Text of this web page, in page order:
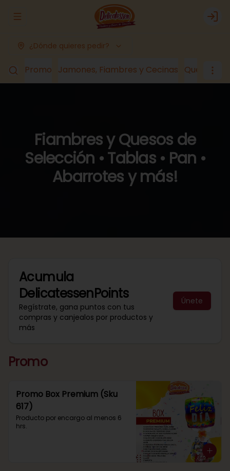
Abrir menu de navegación Login
¿Dónde quieres pedir?
Promo Jamones, Fiambres y Cecinas Quesos
Fiambres y Quesos de
Selección • Tablas • Pan •
Abarrotes y más!
Acumula
DelicatessenPoints
Regístrate, gana puntos con tus
compras y canjealos por productos y
más
Únete
Promo
Promo Box Premium (Sku
617)
Producto por encargo al menos 6
hrs.